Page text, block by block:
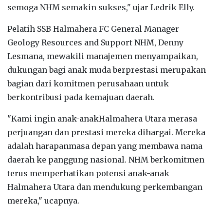
semoga NHM semakin sukses," ujar Ledrik Elly.
Pelatih SSB Halmahera FC General Manager
Geology Resources and Support NHM, Denny
Lesmana, mewakili manajemen menyampaikan,
dukungan bagi anak muda berprestasi merupakan
bagian dari komitmen perusahaan untuk
berkontribusi pada kemajuan daerah.
"Kami ingin anak-anakHalmahera Utara merasa
perjuangan dan prestasi mereka dihargai. Mereka
adalah harapanmasa depan yang membawa nama
daerah ke panggung nasional. NHM berkomitmen
terus memperhatikan potensi anak-anak
Halmahera Utara dan mendukung perkembangan
mereka," ucapnya.